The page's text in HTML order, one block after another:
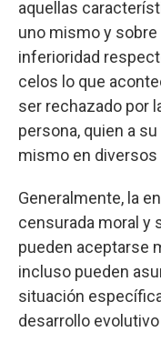
aquellas
uno mismo y
inferioridad
celos lo que
ser rechazado por
persona, quien a
mismo en
Generalmente, la
censurada moral y
pueden aceptarse
incluso pueden
situación
desarrollo